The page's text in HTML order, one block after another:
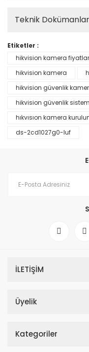
Teknik Dokümanlar
Etiketler :
hikvision kamera
hikvision kamera
hikvision güvenlik
hikvision güvenlik
hıkvısıon kamera
ds-2cd1027g0-luf
İLETİŞİM
Üyelik
Kategoriler